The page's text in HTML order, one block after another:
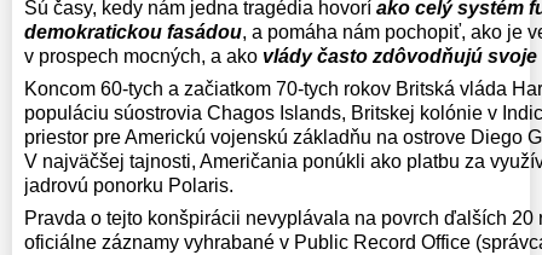
Sú časy, kedy nám jedna tragédia hovorí ako celý systém
demokratickou fasádou, a pomáha nám pochopiť, ako je
v prospech mocných, a ako vlády často zdôvodňujú
Koncom 60-tych a začiatkom 70-tych rokov Britská vláda
populáciu súostrovia Chagos Islands, Britskej kolónie v
priestor pre Americkú vojenskú základňu na ostrove Diego
V najväčšej tajnosti, Američania ponúkli ako platbu za
jadrovú ponorku Polaris.
Pravda o tejto konšpirácii nevyplávala na povrch ďalších 20
oficiálne záznamy vyhrabané v Public Record Office